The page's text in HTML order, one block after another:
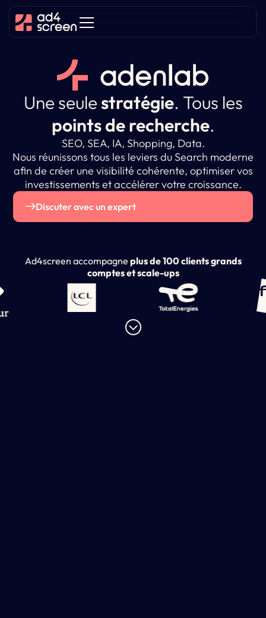
Une seulestratégie. Tous les
points de recherche.
SEO, SEA, IA, Shopping, Data.
Nous réunissons tous les leviers du Search moderne
afin de créer une visibilité cohérente, optimiser vos
investissements et accélérer votre croissance.
Discuter avec un expert
Ad4screen accompagne plus de 100 clients grands
comptes et scale-ups